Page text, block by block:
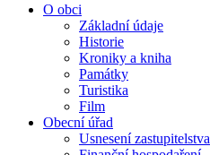
O obci
Základní údaje
Historie
Kroniky a kniha
Památky
Turistika
Film
Obecní úřad
Usnesení zastupitelstva